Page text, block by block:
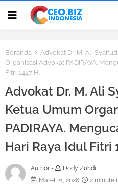
Beranda
Advokat Dr. M. Ali
Organisasi Advokat PADIRAYA.
Fitri 1447 H.
Advokat Dr. M. Ali
Ketua Umum
PADIRAYA.
Hari Raya Idul Fitri
Author -
Dody Zuhdi
Maret 21, 2026
2 minute